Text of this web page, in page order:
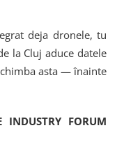
deja dronele, tu
la Cluj aduce datele
asta — înainte
INDUSTRY FORUM